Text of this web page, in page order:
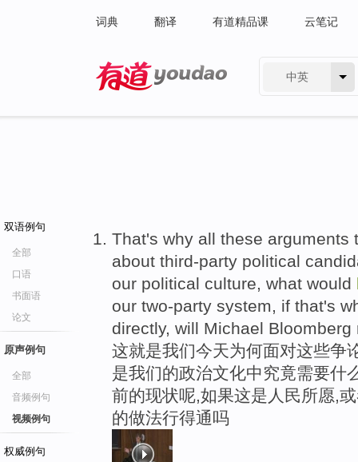
词典 翻译 有道精品课 云笔记
中英
双语例句
全部
口语
书面语
论文
原声例句
全部
音频例句
视频例句
权威例句
That's why all these
about third-party political
our political culture, what would
our two-party system, if that's
directly, will Michael Bloomberg
这就是我们今天为何面对这些争
是我们的政治文化中究竟需要什
前的现状呢,如果这是人民所愿,
的做法行得通吗